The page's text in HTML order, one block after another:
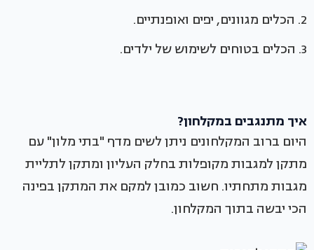
2. הכלים מגוונים, יפים ואופנתיים.
3. הכלים בטוחים לשימוש של ילדים.
איך מתנגבים במקלחון?
היום ברוב המקלחונים ניתן לשים מדף "בתי מלון" עם
מתקן למגבות מקופלות בחלק העליון ומתקן לתליית
מגבות מתחתיו. חשוב כמובן למקם את המתקן בפינה
הכי יבשה בתוך המקלחון.